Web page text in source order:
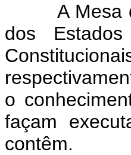
A Mesa da
dos
o
façam
contêm.